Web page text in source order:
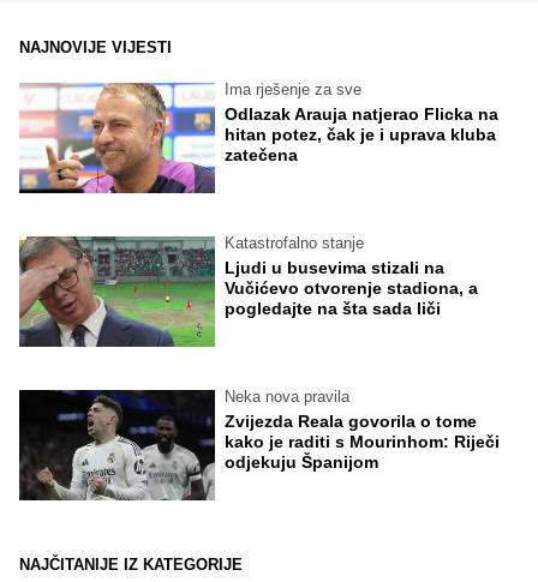
NAJNOVIJE VIJESTI
Ima rješenje za sve
Odlazak Arauja natjerao Flicka na
hitan potez, čak je i uprava kluba
zatečena
Katastrofalno stanje
Ljudi u busevima stizali na
Vučićevo otvorenje stadiona, a
pogledajte na šta sada liči
Neka nova pravila
Zvijezda Reala govorila o tome
kako je raditi s Mourinhom: Riječi
odjekuju Španijom
NAJČITANIJE IZ KATEGORIJE